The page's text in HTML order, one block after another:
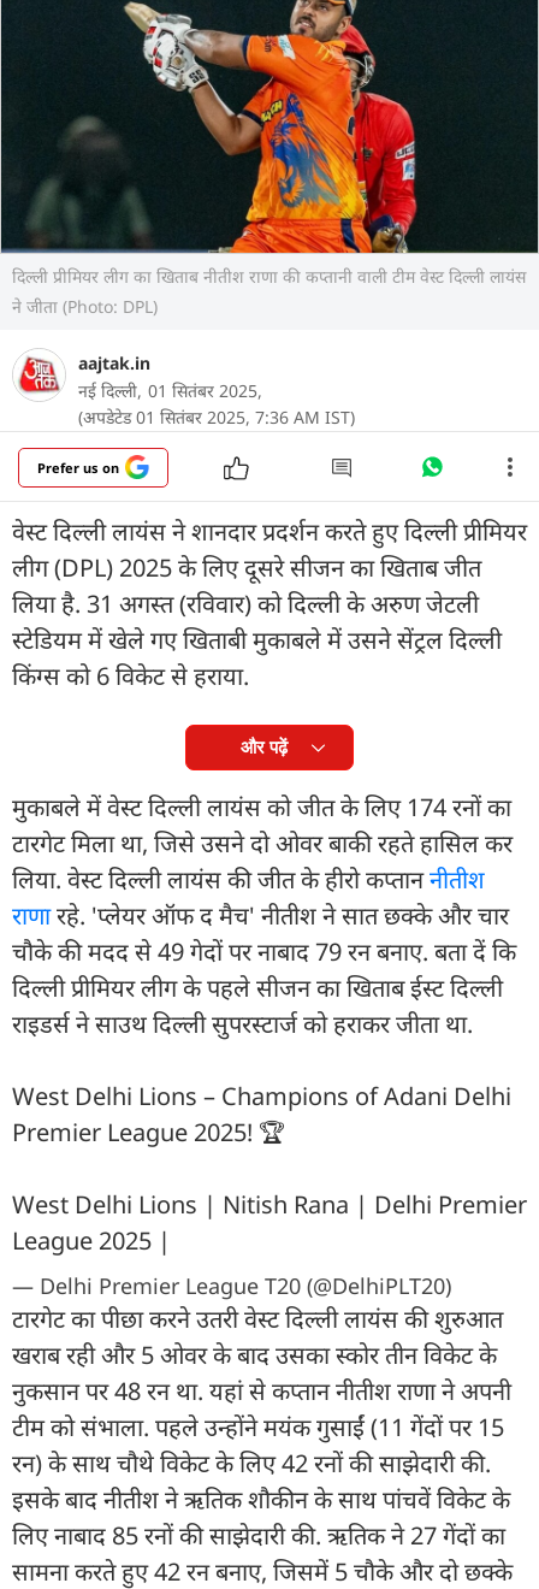
दिल्ली प्रीमियर लीग का खिताब नीतीश राणा की कप्तानी वाली टीम वेस्ट दिल्ली लायंस
ने जीता (Photo: DPL)
aajtak.in
नई दिल्ली, 01 सितंबर 2025,
(अपडेटेड 01 सितंबर 2025, 7:36 AM IST)
Prefer us on
वेस्ट दिल्ली लायंस ने शानदार प्रदर्शन करते हुए दिल्ली प्रीमियर
लीग (DPL) 2025 के लिए दूसरे सीजन का खिताब जीत
लिया है. 31 अगस्त (रविवार) को दिल्ली के अरुण जेटली
स्टेडियम में खेले गए खिताबी मुकाबले में उसने सेंट्रल दिल्ली
किंग्स को 6 विकेट से हराया.
और पढ़ें
मुकाबले में वेस्ट दिल्ली लायंस को जीत के लिए 174 रनों का
टारगेट मिला था, जिसे उसने दो ओवर बाकी रहते हासिल कर
लिया. वेस्ट दिल्ली लायंस की जीत के हीरो कप्ताननीतीश
राणारहे. 'प्लेयर ऑफ द मैच' नीतीश ने सात छक्के और चार
चौके की मदद से 49 गेदों पर नाबाद 79 रन बनाए. बता दें कि
दिल्ली प्रीमियर लीग के पहले सीजन का खिताब ईस्ट दिल्ली
राइडर्स ने साउथ दिल्ली सुपरस्टार्ज को हराकर जीता था.
West Delhi Lions – Champions of Adani Delhi
Premier League 2025! 🏆
West Delhi Lions | Nitish Rana | Delhi Premier
League 2025 |
— Delhi Premier League T20 (@DelhiPLT20)
टारगेट का पीछा करने उतरी वेस्ट दिल्ली लायंस की शुरुआत
खराब रही और 5 ओवर के बाद उसका स्कोर तीन विकेट के
नुकसान पर 48 रन था. यहां से कप्तान नीतीश राणा ने अपनी
टीम को संभाला. पहले उन्होंने मयंक गुसाईं (11 गेंदों पर 15
रन) के साथ चौथे विकेट के लिए 42 रनों की साझेदारी की.
इसके बाद नीतीश ने ऋतिक शौकीन के साथ पांचवें विकेट के
लिए नाबाद 85 रनों की साझेदारी की. ऋतिक ने 27 गेंदों का
सामना करते हुए 42 रन बनाए, जिसमें 5 चौके और दो छक्के